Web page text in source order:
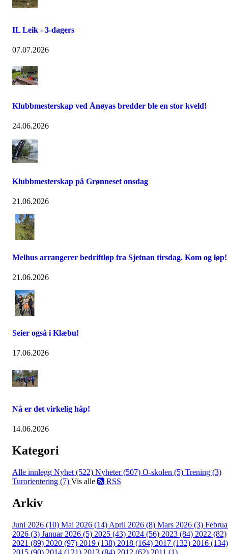
IL Leik - 3-dagers
07.07.2026
Klubbmesterskap ved Ånøyas bredder ble en stor kveld!
24.06.2026
Klubbmesterskap på Grønneset onsdag
21.06.2026
Melhus arrangerer bedriftløp fra Sjetnan tirsdag. Kom og løp!
21.06.2026
Seier også i Klæbu!
17.06.2026
Nå er det virkelig håp!
14.06.2026
Kategori
Alle innlegg Nyhet (522) Nyheter (507) O-skolen (5) Trening (3)
Turorientering (7) Vis alle RSS
Arkiv
Juni 2026 (10) Mai 2026 (14) April 2026 (8) Mars 2026 (3)
2026 (3) Januar 2026 (5) 2025 (43) 2024 (56) 2023 (84) 2022 (82)
2021 (89) 2020 (97) 2019 (138) 2018 (164) 2017 (132) 2016 (134)
2015 (90) 2014 (121) 2013 (84) 2012 (62) 2011 (1)